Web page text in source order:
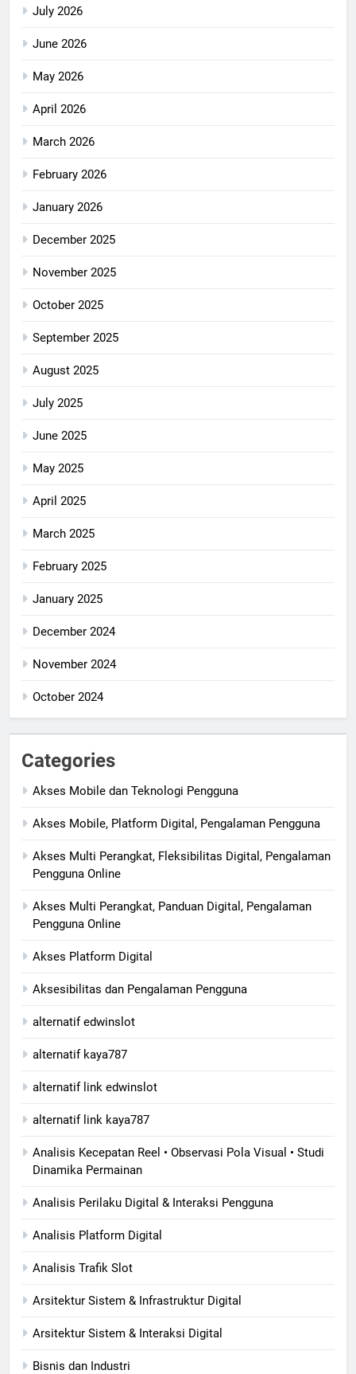
July 2026
June 2026
May 2026
April 2026
March 2026
February 2026
January 2026
December 2025
November 2025
October 2025
September 2025
August 2025
July 2025
June 2025
May 2025
April 2025
March 2025
February 2025
January 2025
December 2024
November 2024
October 2024
Categories
Akses Mobile dan Teknologi Pengguna
Akses Mobile, Platform Digital, Pengalaman Pengguna
Akses Multi Perangkat, Fleksibilitas Digital, Pengalaman
Pengguna Online
Akses Multi Perangkat, Panduan Digital, Pengalaman
Pengguna Online
Akses Platform Digital
Aksesibilitas dan Pengalaman Pengguna
alternatif edwinslot
alternatif kaya787
alternatif link edwinslot
alternatif link kaya787
Analisis Kecepatan Reel • Observasi Pola Visual • Studi
Dinamika Permainan
Analisis Perilaku Digital & Interaksi Pengguna
Analisis Platform Digital
Analisis Trafik Slot
Arsitektur Sistem & Infrastruktur Digital
Arsitektur Sistem & Interaksi Digital
Bisnis dan Industri